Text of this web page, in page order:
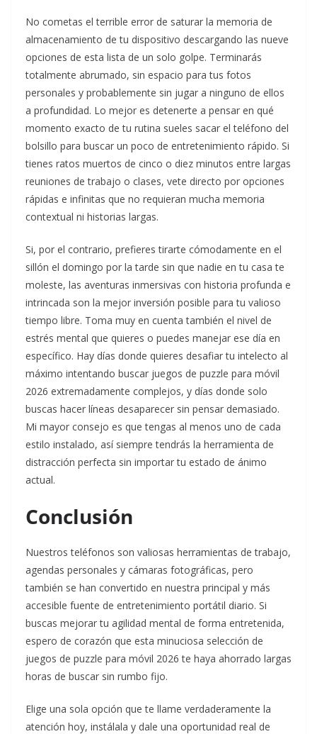
No cometas el terrible error de saturar la memoria de
almacenamiento de tu dispositivo descargando las nueve
opciones de esta lista de un solo golpe. Terminarás
totalmente abrumado, sin espacio para tus fotos
personales y probablemente sin jugar a ninguno de ellos
a profundidad. Lo mejor es detenerte a pensar en qué
momento exacto de tu rutina sueles sacar el teléfono del
bolsillo para buscar un poco de entretenimiento rápido. Si
tienes ratos muertos de cinco o diez minutos entre largas
reuniones de trabajo o clases, vete directo por opciones
rápidas e infinitas que no requieran mucha memoria
contextual ni historias largas.
Si, por el contrario, prefieres tirarte cómodamente en el
sillón el domingo por la tarde sin que nadie en tu casa te
moleste, las aventuras inmersivas con historia profunda e
intrincada son la mejor inversión posible para tu valioso
tiempo libre. Toma muy en cuenta también el nivel de
estrés mental que quieres o puedes manejar ese día en
específico. Hay días donde quieres desafiar tu intelecto al
máximo intentando buscar juegos de puzzle para móvil
2026 extremadamente complejos, y días donde solo
buscas hacer líneas desaparecer sin pensar demasiado.
Mi mayor consejo es que tengas al menos uno de cada
estilo instalado, así siempre tendrás la herramienta de
distracción perfecta sin importar tu estado de ánimo
actual.
Conclusión
Nuestros teléfonos son valiosas herramientas de trabajo,
agendas personales y cámaras fotográficas, pero
también se han convertido en nuestra principal y más
accesible fuente de entretenimiento portátil diario. Si
buscas mejorar tu agilidad mental de forma entretenida,
espero de corazón que esta minuciosa selección de
juegos de puzzle para móvil 2026 te haya ahorrado largas
horas de buscar sin rumbo fijo.
Elige una sola opción que te llame verdaderamente la
atención hoy, instálala y dale una oportunidad real de